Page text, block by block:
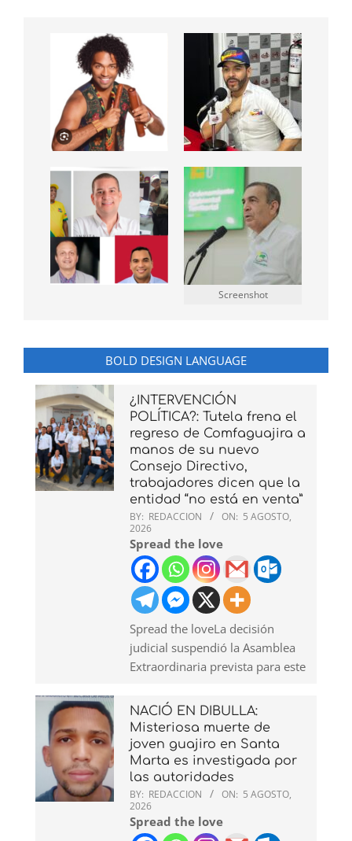
Screenshot
BOLD DESIGN LANGUAGE
¿INTERVENCIÓN
POLÍTICA?: Tutela frena el
regreso de Comfaguajira a
manos de su nuevo
Consejo Directivo,
trabajadores dicen que la
entidad “no está en venta”
BY: REDACCION ON: 5 AGOSTO,
2026
Spread the love
Spread the loveLa decisión
judicial suspendió la Asamblea
Extraordinaria prevista para este
NACIÓ EN DIBULLA:
Misteriosa muerte de
joven guajiro en Santa
Marta es investigada por
las autoridades
BY: REDACCION ON: 5 AGOSTO,
2026
Spread the love